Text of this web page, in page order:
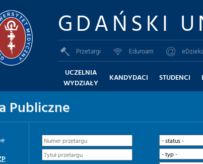
GDAŃSKI
Przetargi Eduroam
UCZELNIA
WYDZIAŁY
KANDYDACI STUDENCI
Publiczne